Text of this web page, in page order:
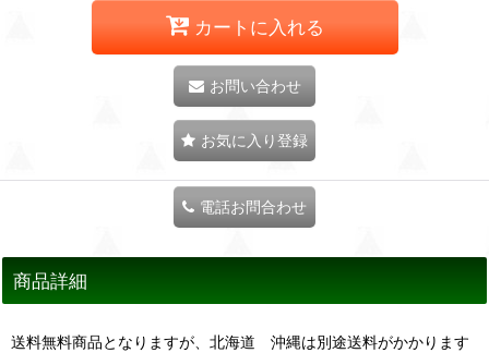
カートに入れる
お問い合わせ
お気に入り登録
電話お問合わせ
商品詳細
送料無料商品となりますが、北海道 沖縄は別途送料がかかります